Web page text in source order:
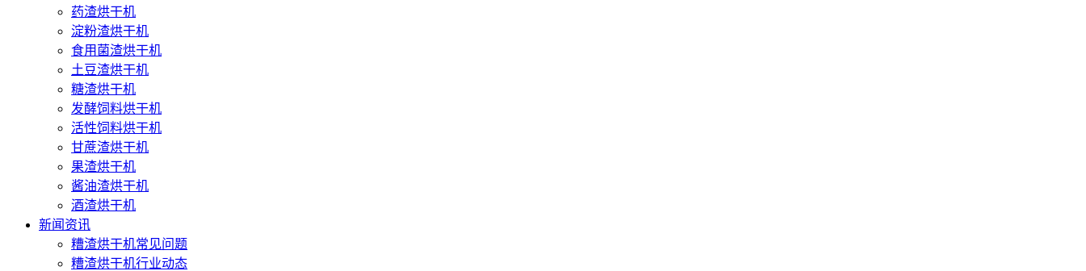
药渣烘干机
淀粉渣烘干机
食用菌渣烘干机
土豆渣烘干机
糖渣烘干机
发酵饲料烘干机
活性饲料烘干机
甘蔗渣烘干机
果渣烘干机
酱油渣烘干机
酒渣烘干机
新闻资讯
糟渣烘干机常见问题
糟渣烘干机行业动态